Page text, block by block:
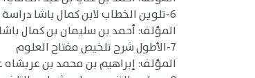
6-تلوين الخطاب لابن كمال باشا دراسة وتحقيق
المؤلف: أحمد بن سليمان بن كمال باشا،
7-الأطول شرح تلخيص مفتاح العلوم
المؤلف: إبراهيم بن محمد بن عربشاه